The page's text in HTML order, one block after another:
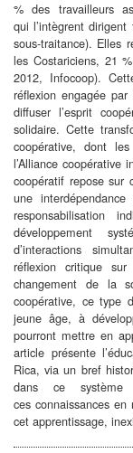
% des travailleurs
quil’intègrent
sous-traitance). Elles
les Costariciens, 21
2012, Infocoop).
réflexion engagée
diffuser l’esprit
solidaire. Cette
coopérative, dont
l’Alliance coopérative
coopératif repose sur
une
responsabilisation
développement
d’interactions
réflexion critique
changement de la
coopérative, ce type
jeune âge, à
pourront mettre en
article présente
Rica, via un bref
dans ce système
cesconnaissances
cet apprentissage,